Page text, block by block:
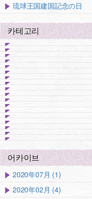
琉球王国建国記念の日
카테고리
어카이브
2020年07月 (1)
2020年02月 (4)